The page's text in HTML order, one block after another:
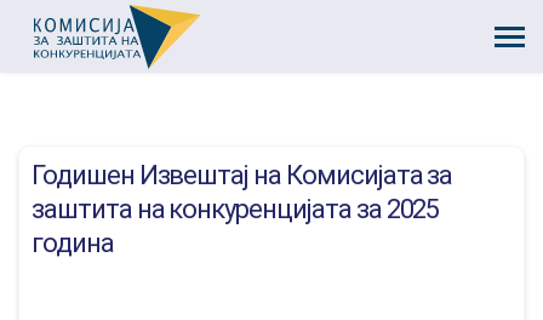
Годишен Извештај на Комисијата за
заштита на конкуренцијата за 2025
година